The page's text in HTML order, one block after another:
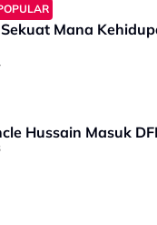
Mana
Hussain Masuk